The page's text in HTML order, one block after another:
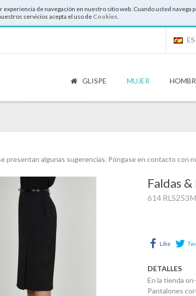
de navegación en nuestro sitio web. Cuando usted navega
servicios acepta el uso deCookies.
ES
GLISPE MUJER
algunas sugerencias. Póngase en contacto con
Faldas
614
Like
DETALLES
En la tienda
Pantalones